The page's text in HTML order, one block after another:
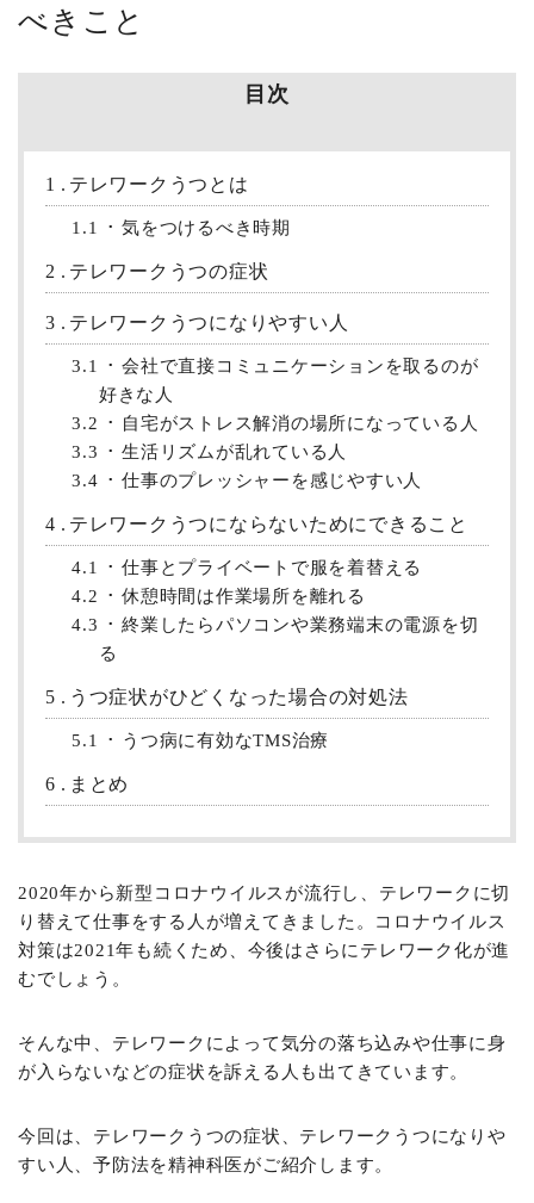
べきこと
目次
1 テレワークうつとは
1.1 気をつけるべき時期
2 テレワークうつの症状
3 テレワークうつになりやすい人
3.1
会社で直接コミュニケーションを取るのが
好きな人
3.2
自宅がストレス解消の場所になっている人
3.3
生活リズムが乱れている人
3.4
仕事のプレッシャーを感じやすい人
4 テレワークうつにならないためにできること
4.1
仕事とプライベートで服を着替える
4.2
休憩時間は作業場所を離れる
4.3
終業したらパソコンや業務端末の電源を切
る
5 うつ症状がひどくなった場合の対処法
5.1 うつ病に有効なTMS治療
6 まとめ
2020年から新型コロナウイルスが流行し、テレワークに切
り替えて仕事をする人が増えてきました。コロナウイルス
対策は2021年も続くため、今後はさらにテレワーク化が進
むでしょう。
そんな中、テレワークによって気分の落ち込みや仕事に身
が入らないなどの症状を訴える人も出てきています。
今回は、テレワークうつの症状、テレワークうつになりや
すい人、予防法を精神科医がご紹介します。